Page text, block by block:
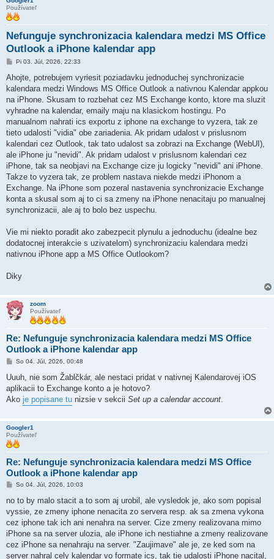
Používateľ
Nefunguje synchronizacia kalendara medzi MS Office
Outlook a iPhone kalendar app
P
í
p
e
o
k
Pi 03. Júl, 2026, 22:33
Ahojte, potrebujem vyriesit poziadavku jednoduchej synchronizacie
kalendara medzi Windows MS Office Outlook a nativnou Kalendar appkou
na iPhone. Skusam to rozbehat cez MS Exchange konto, ktore ma sluzit
vyhradne na kalendar, emaily maju na klasickom hostingu. Po
manualnom nahrati ics exportu z iphone na exchange to vyzera, tak ze
tieto udalosti "vidia" obe zariadenia. Ak pridam udalost v prislusnom
kalendari cez Outlook, tak tato udalost sa zobrazi na Exchange (WebUI),
ale iPhone ju "nevidi". Ak pridam udalost v prislusnom kalendari cez
iPhone, tak sa neobjavi na Exchange cize ju logicky "nevidi" ani iPhone.
Takze to vyzera tak, ze problem nastava niekde medzi iPhonom a
Exchange. Na iPhone som pozeral nastavenia synchronizacie Exchange
konta a skusal som aj to ci sa zmeny na iPhone nenacitaju po manualnej
synchronizacii, ale aj to bolo bez uspechu.
Vie mi niekto poradit ako zabezpecit plynulu a jednoduchu (idealne bez
dodatocnej interakcie s uzivatelom) synchronizaciu kalendara medzi
nativnou iPhone app a MS Office Outlookom?
Diky
zoom
Používateľ
Re: Nefunguje synchronizacia kalendara medzi MS Office
Outlook a iPhone kalendar app
P
í
p
e
So 04. Júl, 2026, 00:48
Uuuh, nie som Žablčkár, ale nestaci pridat v nativnej Kalendarovej iOS
aplikacii to Exchange konto a je hotovo?
Ako je popisane tu nizsie v sekcii Set up a calendar account
Googler1
Používateľ
Re: Nefunguje synchronizacia kalendara medzi MS Office
Outlook a iPhone kalendar app
P
í
p
e
o
k
So 04. Júl, 2026, 10:03
no to by malo stacit a to som aj urobil, ale vysledok je, ako som popisal
vyssie, ze zmeny iphone nenacita zo servera resp. ak sa zmena vykona
cez iphone tak ich ani nenahra na server. Cize zmeny realizovana mimo
iPhone sa na server ulozia, ale iPhone ich nestiahne a zmeny realizovane
cez iPhone sa nenahraju na server. "Zaujimave" ale je, ze ked som na
server nahral cely kalendar vo formate ics, tak tie udalosti iPhone nacital,